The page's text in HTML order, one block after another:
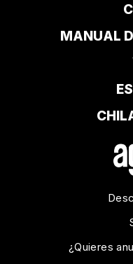
MANUAL
¿Quieres